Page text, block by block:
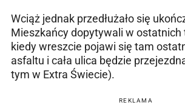
Wciąż jednak przedłużało się
Mieszkańcy dopytywali w ostatnich
kiedy wreszcie pojawi się tam
asfaltu i cała ulica będzie
tym w Extra Świecie).
REKLAMA